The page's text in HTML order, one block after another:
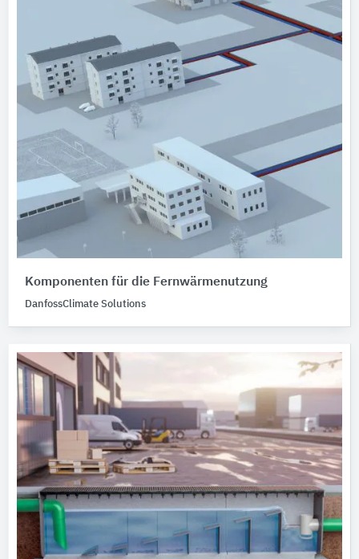
Komponenten für die Fernwärmenutzung
DanfossClimate Solutions